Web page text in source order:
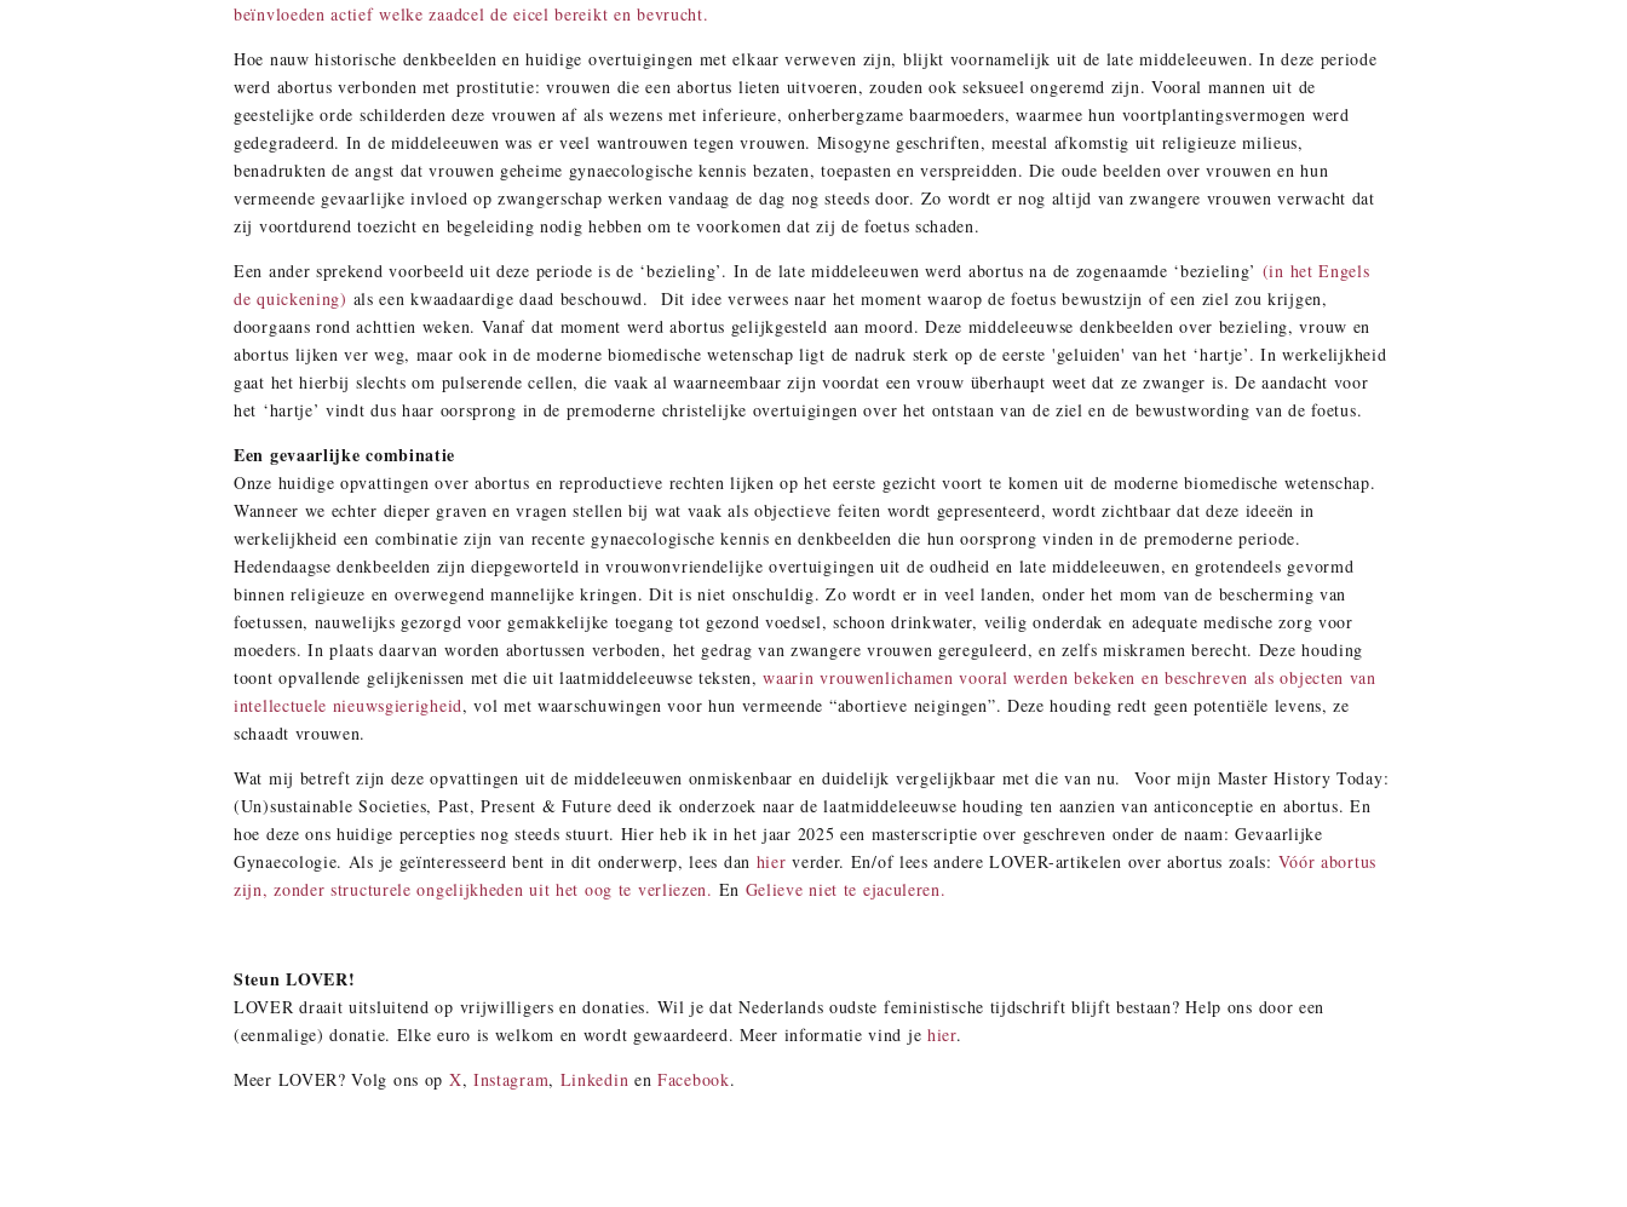
beïnvloeden actief welke zaadcel de eicel bereikt en bevrucht.
Hoe nauw historische denkbeelden en huidige overtuigingen met elkaar verweven zijn, blijkt voornamelijk uit de late middeleeuwen. In deze periode
werd abortus verbonden met prostitutie: vrouwen die een abortus lieten uitvoeren, zouden ook seksueel ongeremd zijn. Vooral mannen uit de
geestelijke orde schilderden deze vrouwen af als wezens met inferieure, onherbergzame baarmoeders, waarmee hun voortplantingsvermogen werd
gedegradeerd. In de middeleeuwen was er veel wantrouwen tegen vrouwen. Misogyne geschriften, meestal afkomstig uit religieuze milieus,
benadrukten de angst dat vrouwen geheime gynaecologische kennis bezaten, toepasten en verspreidden. Die oude beelden over vrouwen en hun
vermeende gevaarlijke invloed op zwangerschap werken vandaag de dag nog steeds door. Zo wordt er nog altijd van zwangere vrouwen verwacht dat
zij voortdurend toezicht en begeleiding nodig hebben om te voorkomen dat zij de foetus schaden.
Een ander sprekend voorbeeld uit deze periode is de ‘bezieling’. In de late middeleeuwen werd abortus na de zogenaamde ‘bezieling’ (in het Engels
de quickening) als een kwaadaardige daad beschouwd. Dit idee verwees naar het moment waarop de foetus bewustzijn of een ziel zou krijgen,
doorgaans rond achttien weken. Vanaf dat moment werd abortus gelijkgesteld aan moord. Deze middeleeuwse denkbeelden over bezieling, vrouw en
abortus lijken ver weg, maar ook in de moderne biomedische wetenschap ligt de nadruk sterk op de eerste 'geluiden' van het ‘hartje’. In werkelijkheid
gaat het hierbij slechts om pulserende cellen, die vaak al waarneembaar zijn voordat een vrouw überhaupt weet dat ze zwanger is. De aandacht voor
het ‘hartje’ vindt dus haar oorsprong in de premoderne christelijke overtuigingen over het ontstaan van de ziel en de bewustwording van de foetus.
Een gevaarlijke combinatie
Onze huidige opvattingen over abortus en reproductieve rechten lijken op het eerste gezicht voort te komen uit de moderne biomedische wetenschap.
Wanneer we echter dieper graven en vragen stellen bij wat vaak als objectieve feiten wordt gepresenteerd, wordt zichtbaar dat deze ideeën in
werkelijkheid een combinatie zijn van recente gynaecologische kennis en denkbeelden die hun oorsprong vinden in de premoderne periode.
Hedendaagse denkbeelden zijn diepgeworteld in vrouwonvriendelijke overtuigingen uit de oudheid en late middeleeuwen, en grotendeels gevormd
binnen religieuze en overwegend mannelijke kringen. Dit is niet onschuldig. Zo wordt er in veel landen, onder het mom van de bescherming van
foetussen, nauwelijks gezorgd voor gemakkelijke toegang tot gezond voedsel, schoon drinkwater, veilig onderdak en adequate medische zorg voor
moeders. In plaats daarvan worden abortussen verboden, het gedrag van zwangere vrouwen gereguleerd, en zelfs miskramen berecht. Deze houding
toont opvallende gelijkenissen met die uit laatmiddeleeuwse teksten,waarin vrouwenlichamen vooral werden bekeken en beschreven als objecten van
intellectuele nieuwsgierigheid, vol met waarschuwingen voor hun vermeende “abortieve neigingen”. Deze houding redt geen potentiële levens, ze
schaadt vrouwen.
Wat mij betreft zijn deze opvattingen uit de middeleeuwen onmiskenbaar en duidelijk vergelijkbaar met die van nu. Voor mijn Master History Today:
(Un)sustainable Societies, Past, Present & Future deed ik onderzoek naar de laatmiddeleeuwse houding ten aanzien van anticonceptie en abortus. En
hoe deze ons huidige percepties nog steeds stuurt. Hier heb ik in het jaar 2025 een masterscriptie over geschreven onder de naam: Gevaarlijke
Gynaecologie. Als je geïnteresseerd bent in dit onderwerp, lees dan hier verder. En/of lees andere LOVER-artikelen over abortus zoals: Vóór abortus
zijn, zonder structurele ongelijkheden uit het oog te verliezen. En Gelieve niet te ejaculeren.
Steun LOVER!
LOVER draait uitsluitend op vrijwilligers en donaties. Wil je dat Nederlands oudste feministische tijdschrift blijft bestaan? Help ons door een
(eenmalige) donatie. Elke euro is welkom en wordt gewaardeerd. Meer informatie vind je hier.
Meer LOVER? Volg ons op X, Instagram, Linkedin enFacebook.